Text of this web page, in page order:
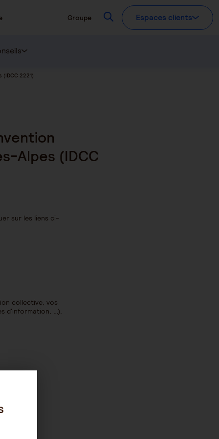
Groupe RecherchezEspaces clients
2221)
Alpes (IDCC
sur les liens ci-
collective, vos
d'information, …).